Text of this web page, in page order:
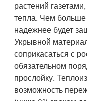
растений
тепла. Чем больше
надежнее будет
Укрывной
соприкасаться с
обязательном
прослойку.
возможность